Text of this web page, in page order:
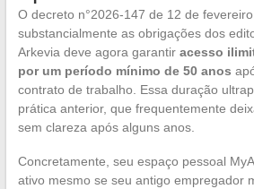
O decreto n°2026-147 de 12 de
substancialmente as obrigações dos
Arkevia deve agora garantir acesso
por um período mínimo de 50 anos
contrato de trabalho. Essa duração
prática anterior, que frequentemente
sem clareza após alguns anos.
Concretamente, seu espaço pessoal
ativo mesmo se seu antigo empregador